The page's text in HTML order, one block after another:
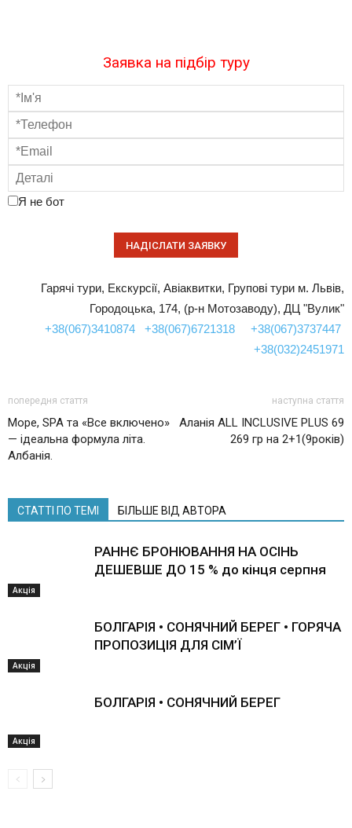
Заявка на підбір туру
Я не бот
Гарячі тури, Екскурсії, Авіаквитки, Групові тури м. Львів,
Городоцька, 174, (р-н Мотозаводу), ДЦ "Вулик"
+38(067)3410874
+38(067)6721318
+38(067)3737447
+38(032)2451971
попередня стаття
Море, SPA та «Все включено»
— ідеальна формула літа.
Албанія.
наступна стаття
Аланія ALL INCLUSIVE PLUS 69
269 гр на 2+1(9років)
СТАТТІ ПО ТЕМІ БІЛЬШЕ ВІД АВТОРА
Акція
РАННЄ БРОНЮВАННЯ НА ОСІНЬ
ДЕШЕВШЕ ДО 15 % до кінця серпня
Акція
БОЛГАРІЯ • СОНЯЧНИЙ БЕРЕГ • ГОРЯЧА
ПРОПОЗИЦІЯ ДЛЯ СІМ’Ї
Акція
БОЛГАРІЯ • СОНЯЧНИЙ БЕРЕГ